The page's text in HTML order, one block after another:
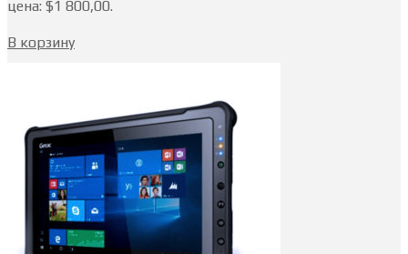
цена: $1 800,00.
В корзину